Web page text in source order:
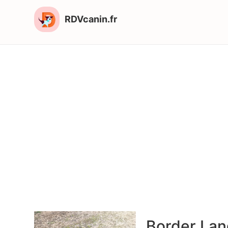
RDVcanin.fr